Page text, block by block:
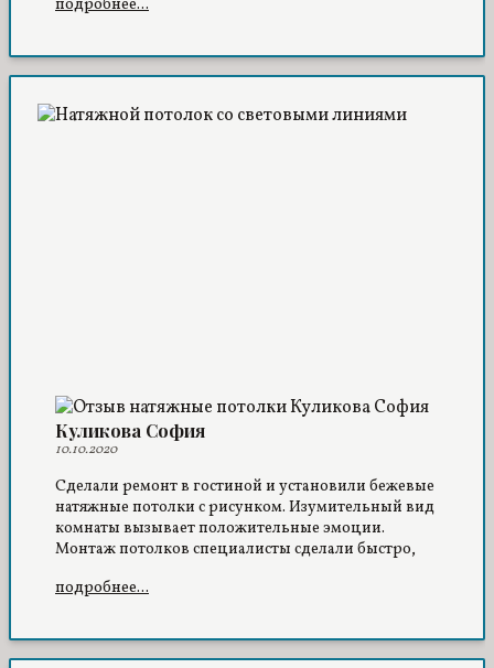
работаем в обычном режиме, а потолки как будто
пожалеете!
подробнее...
Куликова София
10.10.2020
Сделали ремонт в гостиной и установили бежевые
натяжные потолки с рисунком. Изумительный вид
комнаты вызывает положительные эмоции.
Монтаж потолков специалисты сделали быстро,
Ремонту полгода, но вид потолочной части остался
подробнее...